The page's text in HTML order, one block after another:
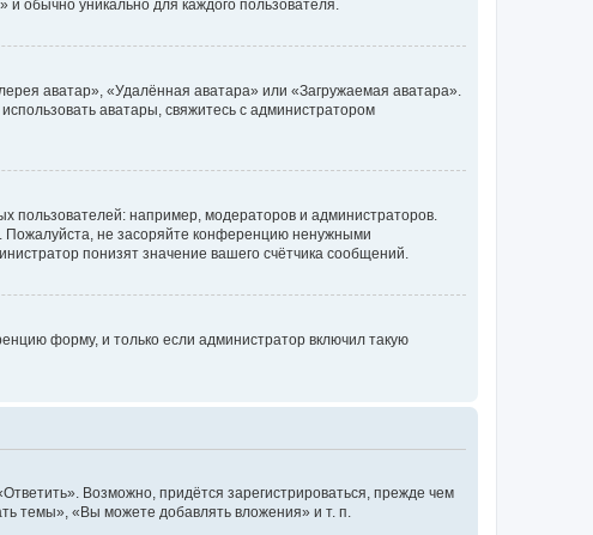
обычно уникально для каждого пользователя.
аватар», «Удалённая аватара» или «Загружаемая аватара».
аватары, свяжитесь с администратором
например, модераторов и администраторов.
не засоряйте конференцию ненужными
понизят значение вашего счётчика сообщений.
форму, и только если администратор включил такую
Возможно, придётся зарегистрироваться, прежде чем
темы», «Вы можете добавлять вложения» и т. п.